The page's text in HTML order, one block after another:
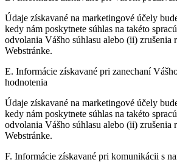
Údaje získavané na marketingové účely
kedy nám poskytnete súhlas na takéto
odvolania Vášho súhlasu alebo (ii) zrušenia
Webstránke.
E. Informácie získavané pri zanechaní
hodnotenia
Údaje získavané na marketingové účely
kedy nám poskytnete súhlas na takéto
odvolania Vášho súhlasu alebo (ii) zrušenia
Webstránke.
F. Informácie získavané pri komunikácii s